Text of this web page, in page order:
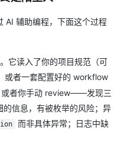
辅助编程，下面这个过程
它读入了你的项目规范（可
或者一套配置好的 workflow
或者你手动 review——发现三
信息，有被枚举的风险；异
而非具体异常；日志中缺